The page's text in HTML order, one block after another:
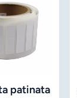
patinata